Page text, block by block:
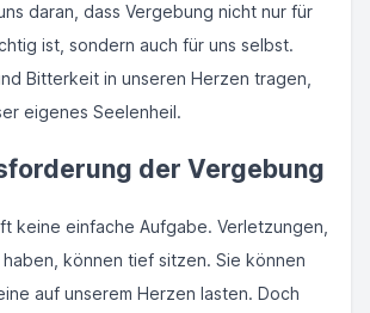
daran, dass Vergebung nicht nur für
ist, sondern auch für uns selbst.
Bitterkeit in unseren Herzen tragen,
eigenes Seelenheil.
der Vergebung
keine einfache Aufgabe. Verletzungen,
können tief sitzen. Sie können
auf unserem Herzen lasten. Doch